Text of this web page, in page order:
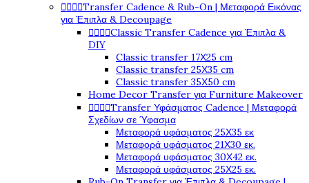
Transfer Cadence & Rub-On | Μεταφορά Εικόνας
για Έπιπλα & Decoupage
Classic Transfer Cadence για Έπιπλα &
DIY
Classic transfer 17Χ25 cm
Classic transfer 25Χ35 cm
Classic transfer 35Χ50 cm
Home Decor Transfer για Furniture Makeover
Transfer Υφάσματος Cadence | Μεταφορά
Σχεδίων σε Ύφασμα
Μεταφορά υφάσματος 25Χ35 εκ
Μεταφορά υφάσματος 21Χ30 εκ.
Μεταφορά υφάσματος 30Χ42 εκ.
Μεταφορά υφάσματος 25Χ25 εκ.